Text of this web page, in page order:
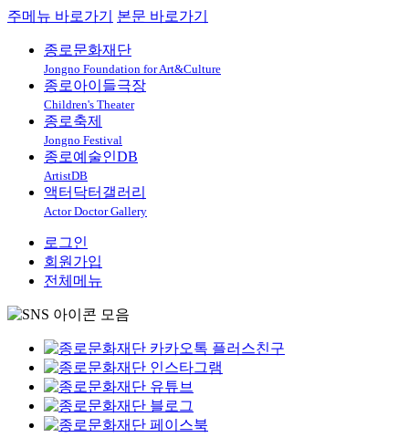
주메뉴 바로가기 본문 바로가기
종로문화재단
Jongno Foundation for Art&Culture
종로아이들극장
Children's Theater
종로축제
Jongno Festival
종로예술인DB
ArtistDB
액터닥터갤러리
Actor Doctor Gallery
로그인
회원가입
전체메뉴